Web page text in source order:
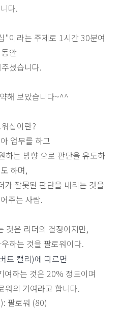
니다.
"이라는 주제로 1시간 30분여
동안
셨습니다.
해 보았습니다~^^
십이란?
업무를 하고
하는 방향 으로 판단을 유도하
도 하며,
가 잘못된 판단을 내리는 것을
주는 사람.
것은 리더의 결정이지만,
하는 것을 팔로워이다.
트 캘리)에 따르면
여하는 것은 20% 정도이며
워의 기여라고 합니다.
팔로워 (80)